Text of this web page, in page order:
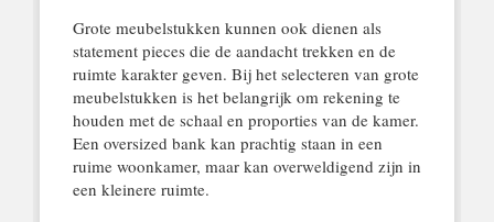
Grote meubelstukken kunnen ook dienen als
statement pieces die de aandacht trekken en de
ruimte karakter geven. Bij het selecteren van grote
meubelstukken is het belangrijk om rekening te
houden met de schaal en proporties van de kamer.
Een oversized bank kan prachtig staan in een
ruime woonkamer, maar kan overweldigend zijn in
een kleinere ruimte.